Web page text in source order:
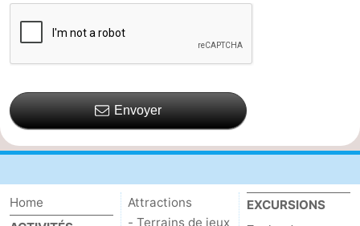
Envoyer
Home
Attractions
- Terrains de jeux
EXCURSIONS